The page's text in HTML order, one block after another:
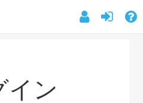
イン